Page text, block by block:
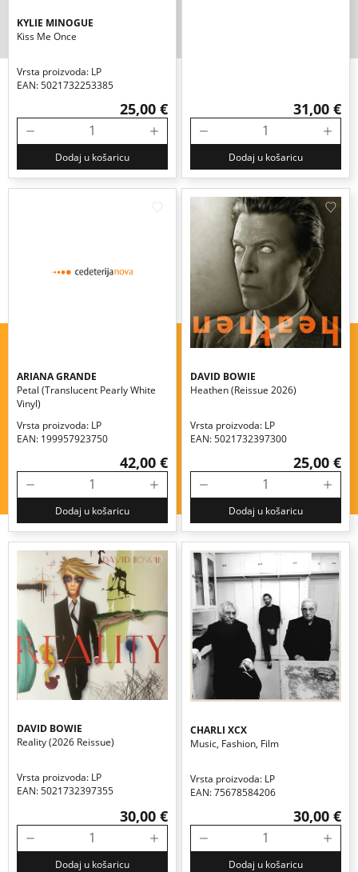
KYLIE MINOGUE
Kiss Me Once
Vrsta proizvoda: LP
EAN: 5021732253385
25,00 €
Dodaj u košaricu
31,00 €
Dodaj u košaricu
ARIANA GRANDE
Petal (translucent Pearly White
Vinyl)
Vrsta proizvoda: LP
EAN: 199957923750
42,00 €
Dodaj u košaricu
DAVID BOWIE
Heathen (reissue 2026)
Vrsta proizvoda: LP
EAN: 5021732397300
25,00 €
Dodaj u košaricu
DAVID BOWIE
Reality (2026 Reissue)
Vrsta proizvoda: LP
EAN: 5021732397355
30,00 €
Dodaj u košaricu
CHARLI XCX
Music, Fashion, Film
Vrsta proizvoda: LP
EAN: 75678584206
30,00 €
Dodaj u košaricu